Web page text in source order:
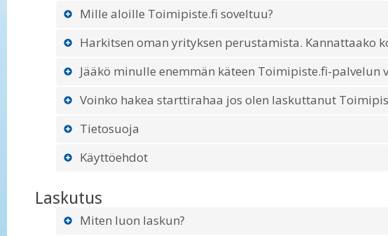
Mille aloille Toimipiste.fi soveltuu?
Harkitsen oman yrityksen perustamista. Kannattaako
Jääkö minulle enemmän käteen Toimipiste.fi-palvelun
Voinko hakea starttirahaa jos olen laskuttanut
Tietosuoja
Käyttöehdot
Laskutus
Miten luon laskun?